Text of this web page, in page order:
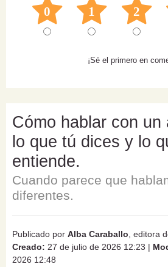
0 1 2
¡Sé el primero en
Cómo hablar con un
lo que tú dices y lo
entiende.
Cuando parece que
diferentes.
Publicado por Alba Caraballo , editora
Creado: 27 de julio de 2026 12:23 |
2026 12:48